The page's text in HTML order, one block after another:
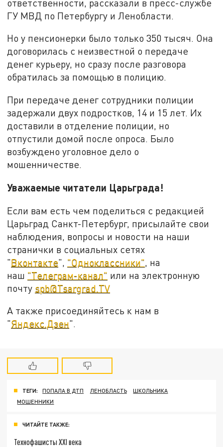
ответственности, рассказали в пресс-службе
ГУ МВД по Петербургу и Ленобласти.
Но у пенсионерки было только 350 тысяч. Она
договорилась с неизвестной о передаче
денег курьеру, но сразу после разговора
обратилась за помощью в полицию.
При передаче денег сотрудники полиции
задержали двух подростков, 14 и 15 лет. Их
доставили в отделение полиции, но
отпустили домой после опроса. Было
возбуждено уголовное дело о
мошенничестве.
Уважаемые читатели Царьграда!
Если вам есть чем поделиться с редакцией
Царьград Санкт-Петербург, присылайте свои
наблюдения, вопросы и новости на наши
странички в социальных сетях
"Вконтакте", "Одноклассники" , на
наш "Телеграм-канал" или на электронную
почту spb@Tsargrad.TV
А также присоединяйтесь к нам в
"Яндекс.Дзен".
ТЕГИ: ПОПАЛА В ДТП ЛЕНОБЛАСТЬ
ШКОЛЬНИКА
МОШЕННИКИ
ЧИТАЙТЕ ТАКЖЕ:
Технофашисты XXI века